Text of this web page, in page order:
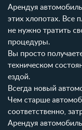
Арендуя
этих хлопотах. Все
не нужно тратить
процедуры.
Вы просто
техническом
ездой.
Всегда новый
Чем старше
соответственно,
Арендуя